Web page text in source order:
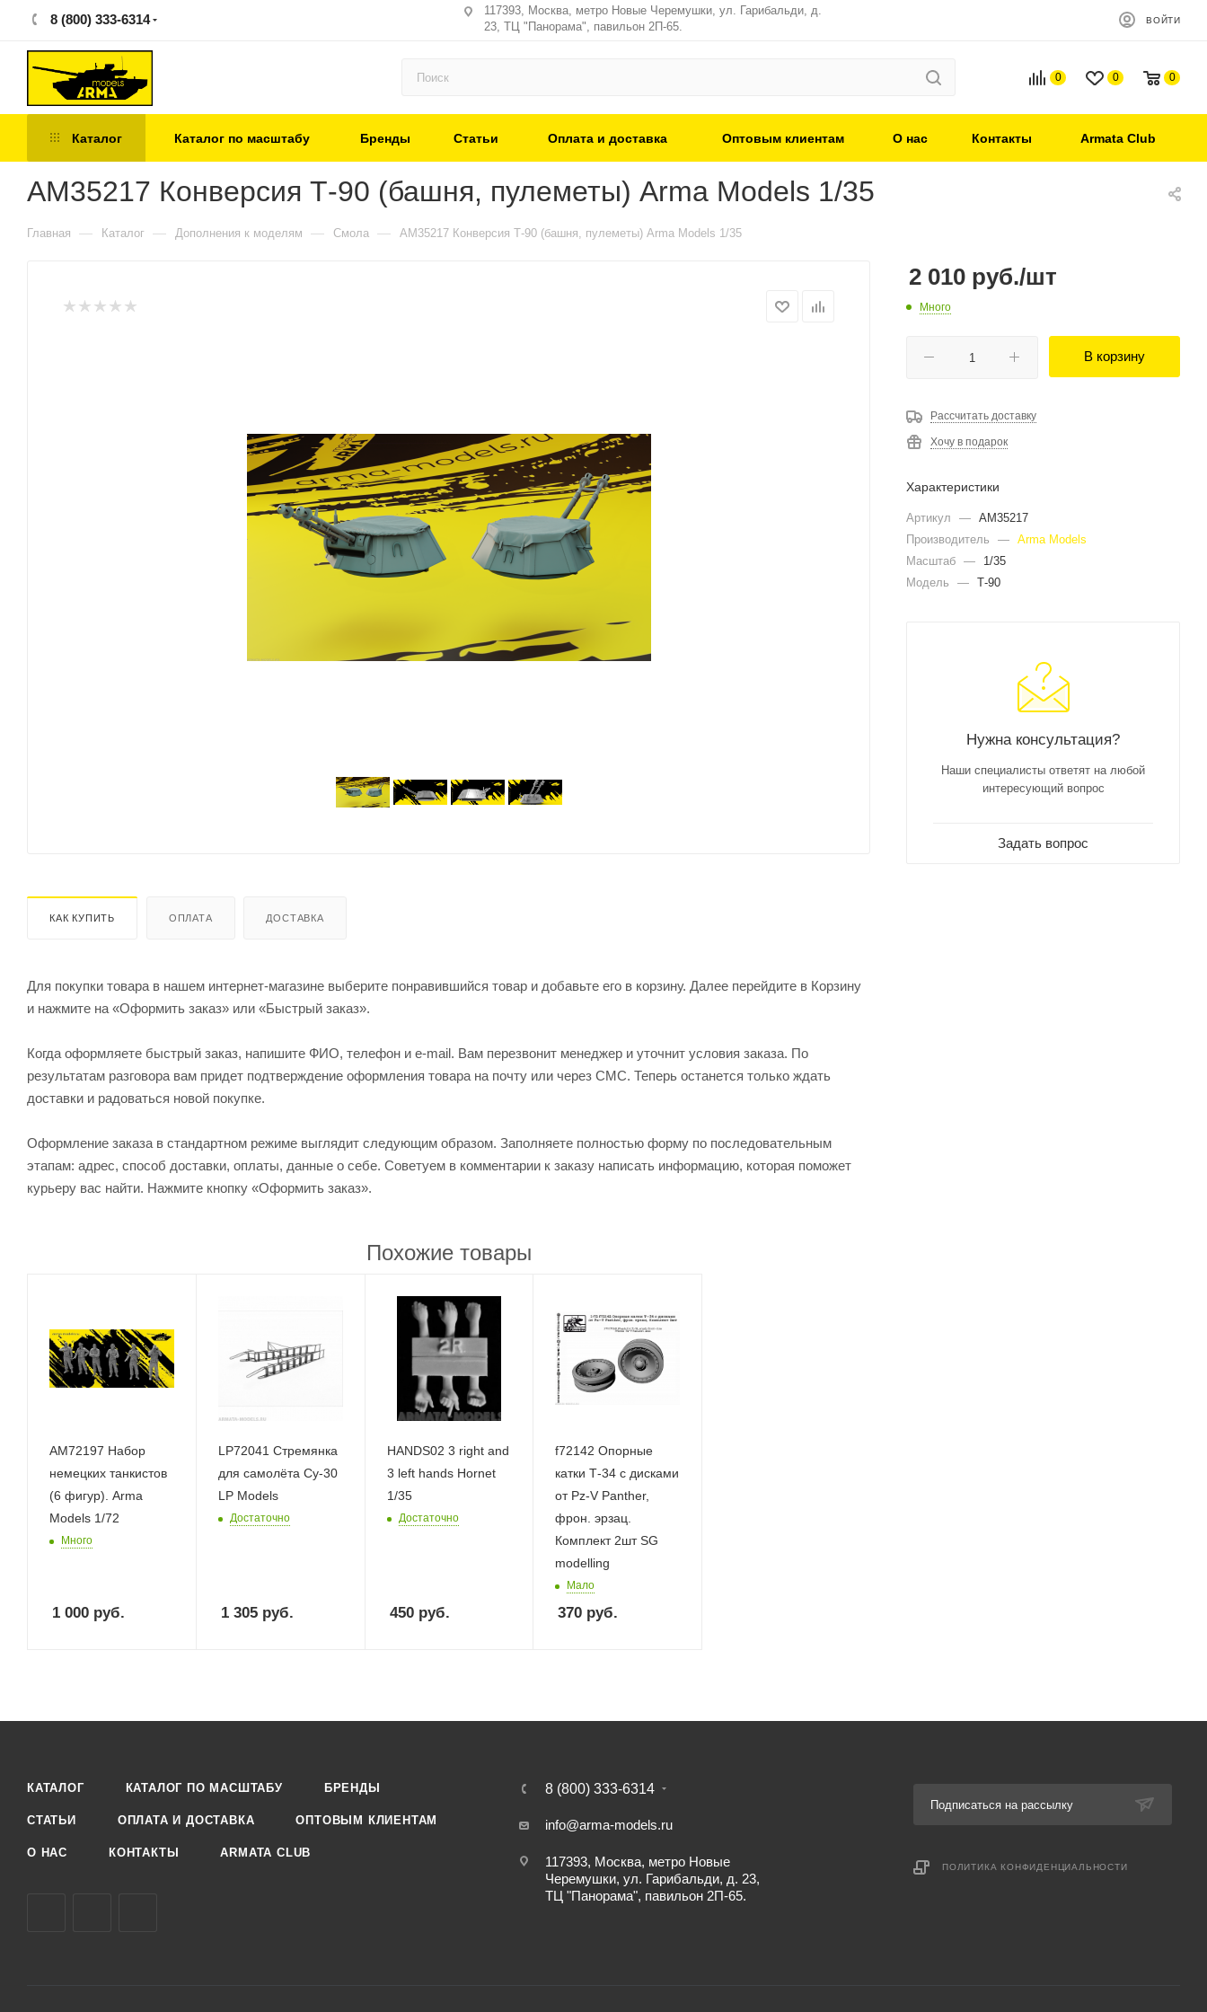
8 (800) 333-6314
117393, Москва, метро Новые Черемушки, ул. Гарибальди, д.
23, ТЦ "Панорама", павильон 2П-65.
ВОЙТИ
0 0 0
Каталог Каталог по масштабу Бренды Статьи Оплата и доставка Оптовым клиентам О нас Контакты Armata Club
AM35217 Конверсия Т-90 (башня, пулеметы) Arma Models 1/35
Главная — Каталог — Дополнения к моделям — Смола — AM35217 Конверсия Т-90 (башня, пулеметы) Arma Models 1/35
КАК КУПИТЬ ОПЛАТА ДОСТАВКА
Для покупки товара в нашем интернет-магазине выберите понравившийся товар и добавьте его в корзину. Далее перейдите в Корзину
и нажмите на «Оформить заказ» или «Быстрый заказ».
Когда оформляете быстрый заказ, напишите ФИО, телефон и e-mail. Вам перезвонит менеджер и уточнит условия заказа. По
результатам разговора вам придет подтверждение оформления товара на почту или через СМС. Теперь останется только ждать
доставки и радоваться новой покупке.
Оформление заказа в стандартном режиме выглядит следующим образом. Заполняете полностью форму по последовательным
этапам: адрес, способ доставки, оплаты, данные о себе. Советуем в комментарии к заказу написать информацию, которая поможет
курьеру вас найти. Нажмите кнопку «Оформить заказ».
Похожие товары
AM72197 Набор
немецких танкистов
(6 фигур). Arma
Models 1/72
Много
1 000 руб.
LP72041 Стремянка
для самолёта Су-30
LP Models
Достаточно
1 305руб.
HANDS02 3 right and
3 left hands Hornet
1/35
Достаточно
450руб.
f72142 Опорные
катки Т-34 с дисками
от Pz-V Panther,
фрон. эрзац.
Комплект 2шт SG
modelling
Мало
370 руб.
2 010 руб./шт
Много
В корзину
Рассчитать доставку
Хочу в подарок
Характеристики
Артикул — AM35217
Производитель
— Arma Models
Масштаб —
1/35
Модель
— Т-90
Нужна консультация?
Наши специалисты ответят на любой
интересующий вопрос
Задать вопрос
КАТАЛОГ КАТАЛОГ ПО МАСШТАБУ БРЕНДЫ
СТАТЬИ ОПЛАТА И ДОСТАВКА ОПТОВЫМ КЛИЕНТАМ
О НАС КОНТАКТЫ ARMATA CLUB
8 (800) 333-6314
info@arma-models.ru
117393, Москва, метро Новые
Черемушки, ул. Гарибальди, д. 23,
ТЦ "Панорама", павильон 2П-65.
Подписаться на рассылку
ПОЛИТИКА КОНФИДЕНЦИАЛЬНОСТИ